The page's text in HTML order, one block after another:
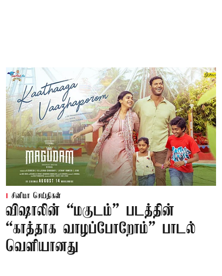
சினிமா செய்திகள்
விஷாலின் “மகுடம்” படத்தின்
“காத்தாக வாழப்போறோம்” பாடல்
வெளியானது